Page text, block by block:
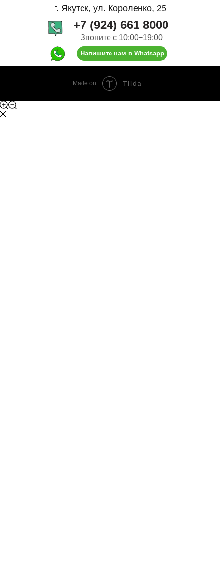
г. Якутск, ул. Короленко, 25
+7 (924) 661 8000
Напишите нам в Whatsapp
Звоните с 10:00−19:00
Made on Tilda